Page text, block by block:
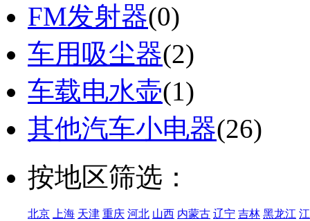
FM发射器(0)
车用吸尘器(2)
车载电水壶(1)
其他汽车小电器(26)
按地区筛选：
北京 上海 天津 重庆 河北 山西 内蒙古 辽宁 吉林 黑龙江